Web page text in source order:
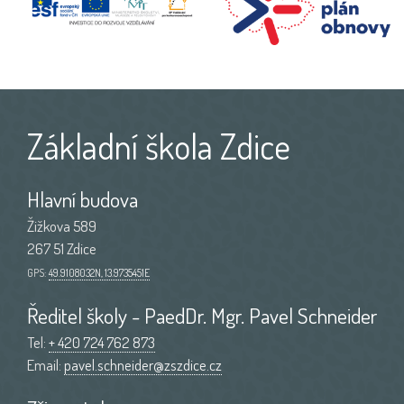
Základní škola Zdice
Hlavní budova
Žižkova 589
267 51 Zdice
GPS: 49.9108032N, 13.9735451E
Ředitel školy - PaedDr. Mgr. Pavel Schneider
Tel:+ 420 724 762 873
Email:pavel.schneider@zszdice.cz